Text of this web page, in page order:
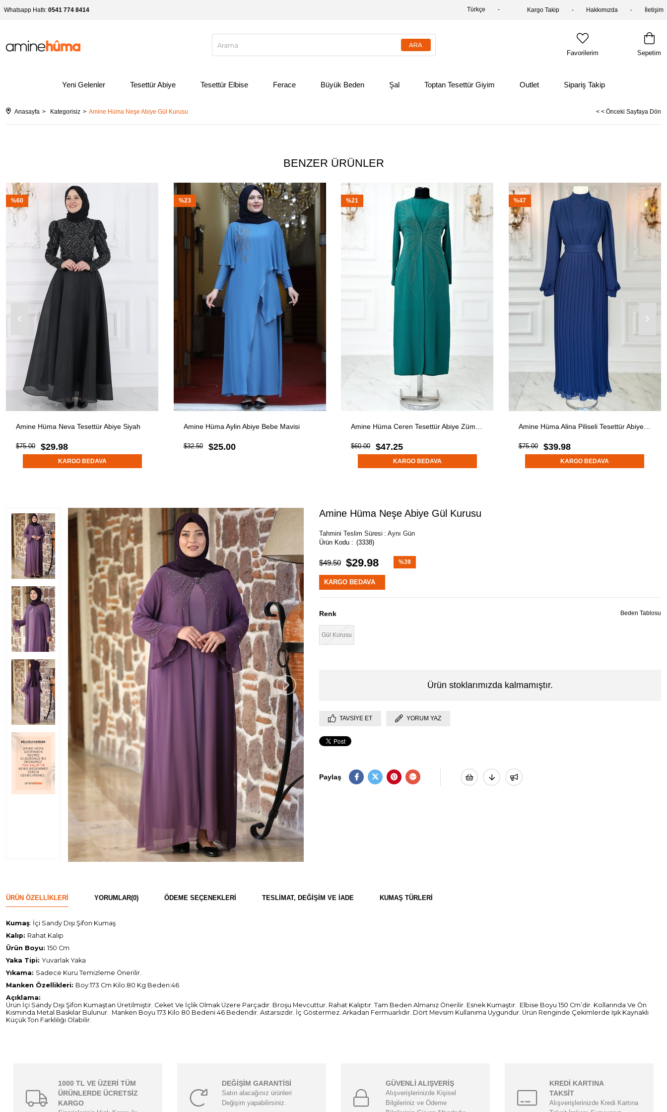
Whatsapp Hattı: 0541 774 8414 Kargo Takip Hakkımızda İletişim
Türkçe
Sepetim
Favorilerim
Yeni Gelenler Tesettür Abiye Tesettür Elbise Ferace Büyük Beden Şal Toptan Tesettür Giyim Outlet Sipariş Takip
Anasayfa Kategorisiz Amine Hüma Neşe Abiye Gül Kurusu < < Önceki Sayfaya Dön
BENZER ÜRÜNLER
Amine Hüma Neva Tesettür Abiye Siyah
$29.98
$75.00
KARGO BEDAVA
%60
Amine Hüma Aylin Abiye Bebe Mavisi
$25.00
$32.50
%23
Amine Hüma Ceren Tesettür Abiye Zümrüt
$47.25
$60.00
KARGO BEDAVA
%21
Amine Hüma Alina Piliseli Tesettür Abiye Lacivert
$39.98
$75.00
KARGO BEDAVA
%47
›
Amine Hüma Neşe Abiye Gül Kurusu
Tahmini Teslim Süresi : Aynı Gün
(3338)
$49.50 $29.98 %39
KARGO BEDAVA
Renk
Gül Kurusu
Beden Tablosu
Ürün stoklarımızda kalmamıştır.
TAVSIYE ET YORUM YAZ
Paylaş
ÜRÜN ÖZELLIKLERI YORUMLAR(0) ÖDEME SEÇENEKLERI TESLIMAT, DEĞIŞIM VE İADE KUMAŞ TÜRLERI
Kumaş: İçi Sandy Dışı Şifon Kumaş
Kalıp: Rahat Kalıp
Ürün Boyu: 150 Cm
Yaka Tipi: Yuvarlak Yaka
Yıkama: Sadece Kuru Temizleme Önerilir.
Manken Özellikleri: Boy:173 Cm Kilo:80 Kg Beden:46
Açıklama:
Ürün İçi Sandy Dışı Şifon Kumaştan Üretilmiştir. Ceket Ve İçlik Olmak Üzere Parçadır. Broşu Mevcuttur. Rahat Kalıptır. Tam Beden Almanız Önerilir. Esnek Kumaştır. Elbise Boyu 150 Cm’dir. Kollarında Ve Ön
Kısmında Metal Baskılar Bulunur. Manken Boyu 173 Kilo 80 Bedeni 46 Bedendir. Astarsızdır. İç Göstermez. Arkadan Fermuarlıdır. Dört Mevsim Kullanıma Uygundur. Ürün Renginde Çekimlerde Işık Kaynaklı
Küçük Ton Farklılığı Olabilir.
1000 TL VE ÜZERİ TÜM
ÜRÜNLERDE ÜCRETSİZ
KARGO
DEĞİŞİM GARANTİSİ
Satın alacağınız ürünleri
Değişim yapabilirsiniz.
GÜVENLİ ALIŞVERİŞ
Alışverişlerinizde Kişisel
Bilgileriniz ve Ödeme
KREDİ KARTINA
TAKSİT
Alışverişlerinizde Kredi Kartına